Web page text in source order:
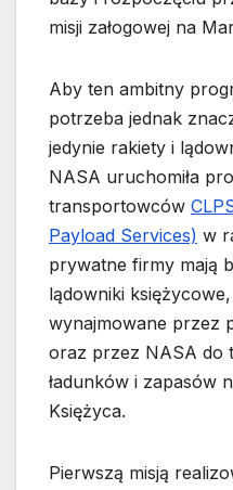
misji załogowej na
Aby ten ambitny
potrzeba jednak
jedynie rakiety i
NASA uruchomiła
transportowców
Payload Services) w
prywatne firmy mają
lądowniki
wynajmowane przez
oraz przez NASA do
ładunków i zapasów
Księżyca.
Pierwszą misją